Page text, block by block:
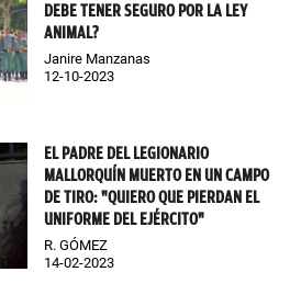
DEBE TENER SEGURO POR LA LEY
ANIMAL?
Janire Manzanas
12-10-2023
EL PADRE DEL LEGIONARIO
MALLORQUÍN MUERTO EN UN CAMPO
DE TIRO: "QUIERO QUE PIERDAN EL
UNIFORME DEL EJÉRCITO"
R. GÓMEZ
14-02-2023